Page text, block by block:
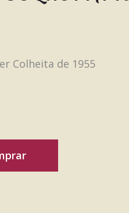
Colheita de 1955